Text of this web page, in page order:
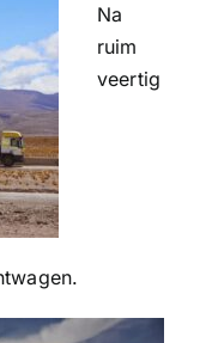
Na
ruim
veertig